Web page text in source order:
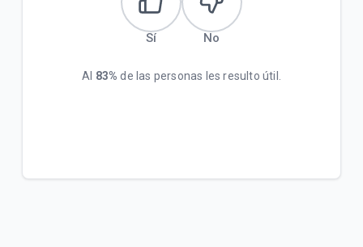
Sí No
Al 83% de las personas les resulto útil.